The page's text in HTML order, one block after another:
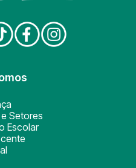
Setores
Escolar